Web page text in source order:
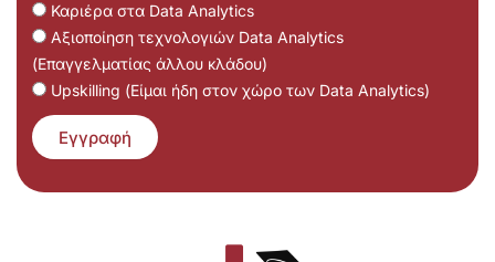
Καριέρα στα Data Analytics
Αξιοποίηση τεχνολογιών Data Analytics
(Επαγγελματίας άλλου κλάδου)
Upskilling (Είμαι ήδη στον χώρο των Data Analytics)
Εγγραφή